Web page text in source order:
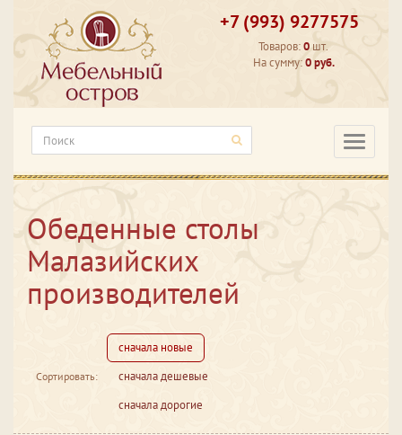
+7 (993) 9277575
Товаров:0 шт.
На сумму:0 руб.
Обеденные столы
Малазийских
производителей
Сортировать:
сначала новые
сначала дешевые
сначала дорогие